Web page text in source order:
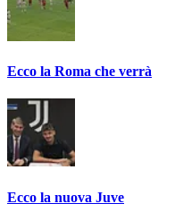
Ecco la Roma che verrà
Ecco la nuova Juve